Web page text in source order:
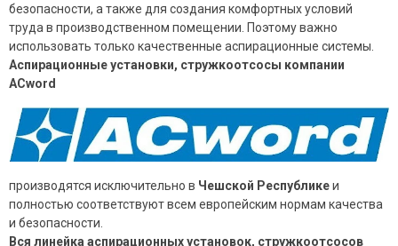
безопасности, а также для создания комфортных условий
труда в производственном помещении. Поэтому важно
использовать только качественные аспирационные системы.
Аспирационные установки, стружкоотсосы компании
ACword
производятся исключительно в Чешской Республикеи
полностью соответствуют всем европейским нормам качества
и безопасности.
Вся линейка аспирационных установок, стружкоотсосов